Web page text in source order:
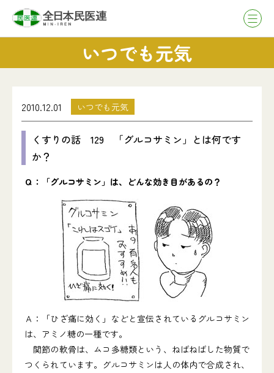
いつでも元気
2010.12.01 いつでも元気
くすりの話 129 「グルコサミン」とは何です
か？
Ｑ：「グルコサミン」は、どんな効き目があるの？
Ａ：「ひざ痛に効く」などと宣伝されているグルコサミン
は、アミノ糖の一種です。
関節の軟骨は、ムコ多糖類という、ねばねばした物質で
つくられています。グルコサミンは人の体内で合成され、